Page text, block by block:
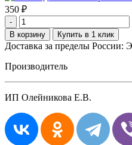
350 ₽
-
Доставка за пределы России:
Производитель
ИП Олейникова Е.В.